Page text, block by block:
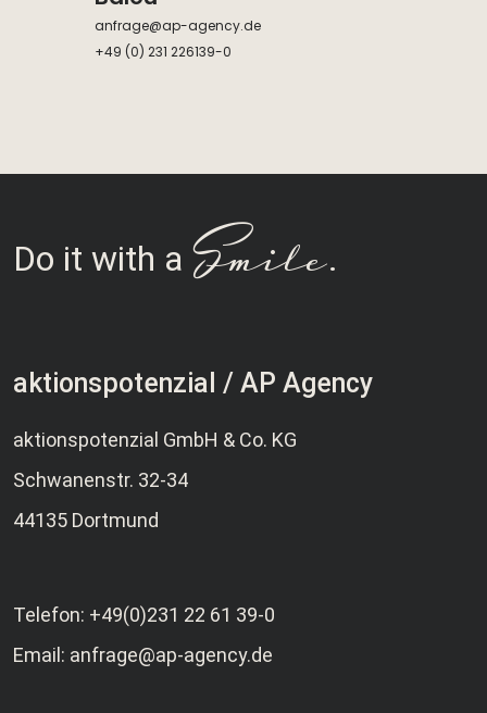
anfrage@ap-agency.de
+49 (0) 231 226139-0
Do it with a Smile.
aktionspotenzial / AP Agency
aktionspotenzial GmbH & Co. KG
Schwanenstr. 32-34
44135 Dortmund
Telefon: +49(0)231 22 61 39-0
Email: anfrage@ap-agency.de